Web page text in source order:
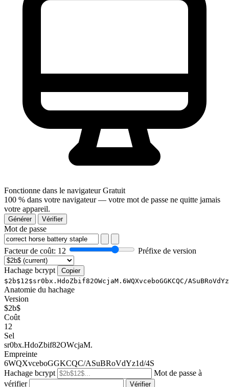
Fonctionne dans le navigateur Gratuit
100 % dans votre navigateur — votre mot de passe ne quitte jamais
votre appareil.
Générer Vérifier
Mot de passe
Facteur de coût: 12 Préfixe de version
Hachage bcrypt
Copier
$2b$12$sr0bx.HdoZbif82OWcjaM.6WQXvceboGGKCQC/
Anatomie du hachage
Version
$2b$
Coût
12
Sel
sr0bx.HdoZbif82OWcjaM.
Empreinte
6WQXvceboGGKCQC/ASuBRoVdYz1d/4S
Hachage bcrypt
Mot de passe à
vérifier
Vérifier